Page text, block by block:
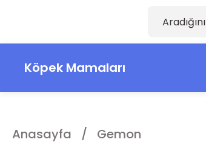
Köpek Mamaları
Anasayfa Gemon